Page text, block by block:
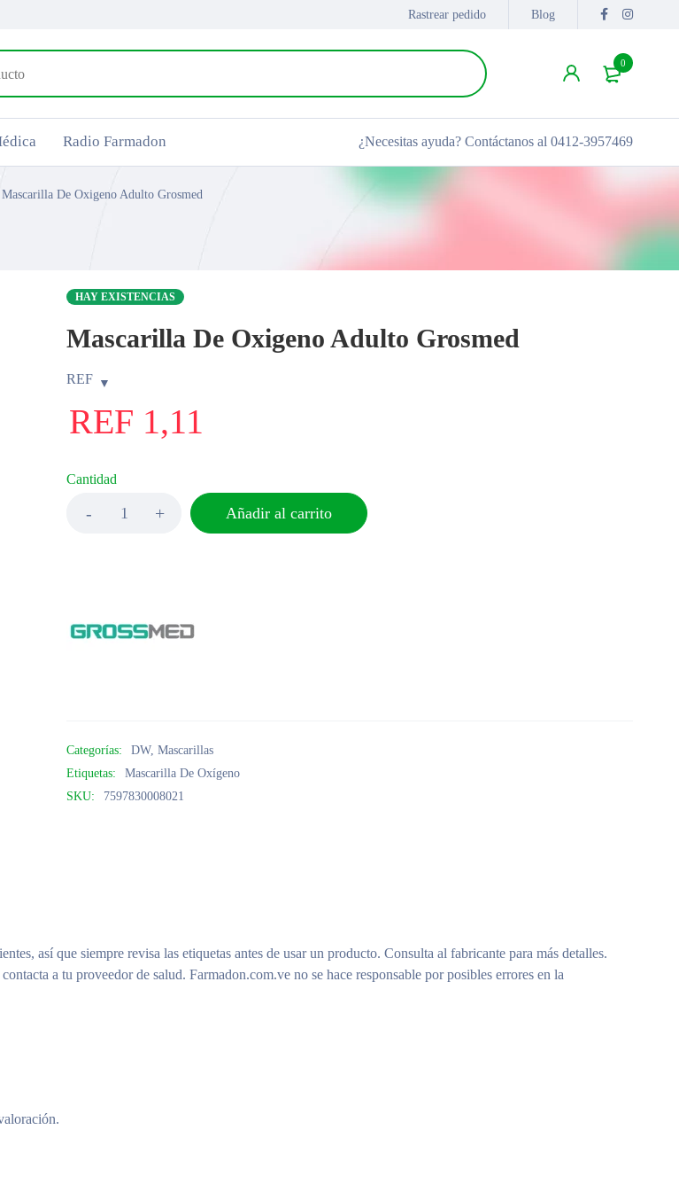
Rastrear pedido Blog
0
Radio Farmadon ¿Necesitas ayuda? Contáctanos al 0412-3957469
Mascarilla De Oxigeno Adulto Grosmed
HAY EXISTENCIAS
Mascarilla De Oxigeno Adulto Grosmed
REF
REF 1,11
Cantidad
Añadir al carrito
Categorías: DW,Mascarillas
Etiquetas:
Mascarilla De Oxígeno
SKU:
7597830008021
así que siempre revisa las etiquetas antes de usar un producto. Consulta al fabricante para más detalles.
a tu proveedor de salud. Farmadon.com.ve no se hace responsable por posibles errores en la